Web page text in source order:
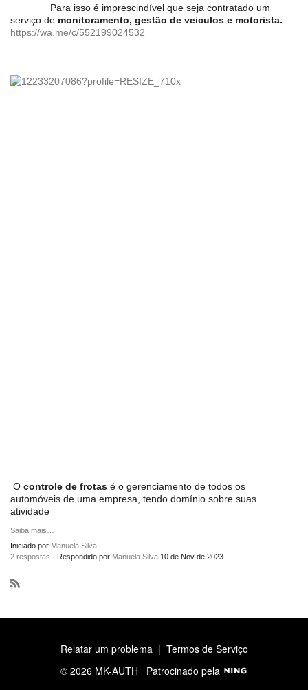
Para isso é imprescindível que seja contratado um
serviço de monitoramento, gestão de veiculos e motorista.
https://wa.me/c/552199024532
O controle de frotas é o gerenciamento de todos os
automóveis de uma empresa, tendo domínio sobre suas
atividade
Saiba mais…
Iniciado por Manuela Silva
2 respostas · Respondido por Manuela Silva 10 de Nov de 2023
Relatar um problema | Termos de Serviço
© 2026 MK-AUTH Patrocinado pela